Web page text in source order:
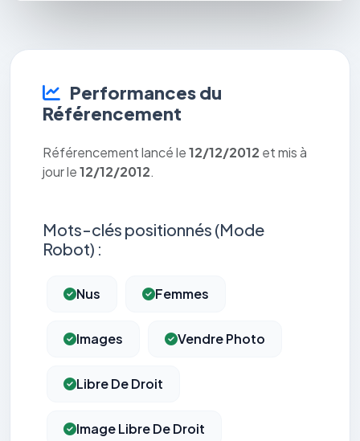
Performances du
Référencement
Référencement lancé le12/12/2012 et mis à
jour le12/12/2012.
Mots-clés positionnés (Mode
Robot) :
Nus Femmes
Images Vendre Photo
Libre De Droit
Image Libre De Droit